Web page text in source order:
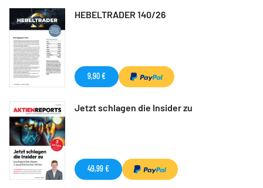
HEBELTRADER 140/26
9,90 €
Jetzt schlagen die Insider zu
49,99 €